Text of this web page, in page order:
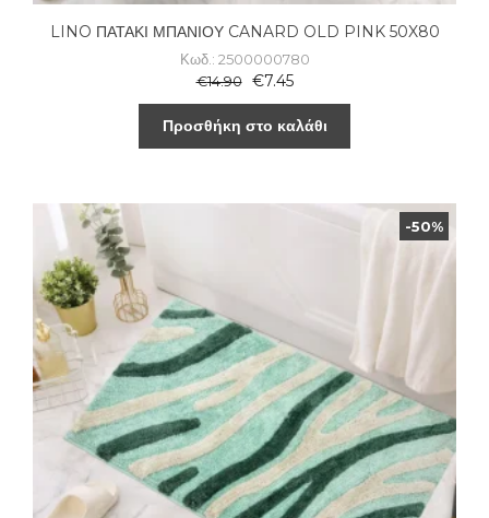
LINO ΠΑΤΑΚΙ ΜΠΑΝΙΟΥ CANARD OLD PINK 50X80
Κωδ.: 2500000780
€14.90 €7.45
Προσθήκη στο καλάθι
-50%